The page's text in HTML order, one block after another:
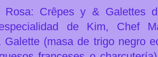
Rosa: Crêpes y & Galettes
de Kim, Chef
Galette (masa de trigo negro